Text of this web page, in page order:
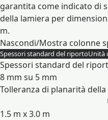
garantita come indicato di
della lamiera per
m.
Nascondi/Mostra colonne
Spessori standard del riportoUnità
Spessori standard del
8 mm su 5 mm
Tolleranza di planarità
1.5 m x 3.0 m